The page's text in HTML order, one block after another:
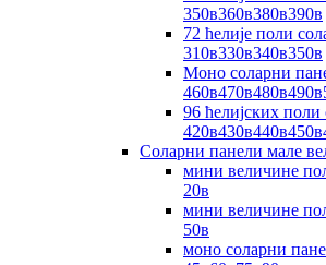
350в360в380в390в
72 ћелије поли
310в330в340в350в
Моно соларни
96 ћелијских
Соларни панели мале
мини величине
20в
мини величине
50в
моно соларни